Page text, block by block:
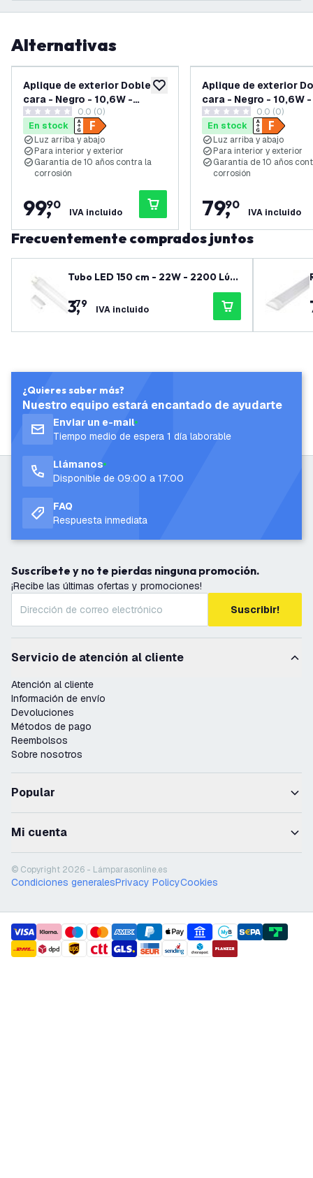
Alternativas
añadir a lista de deseos
Aplique de exterior Doble
cara - Negro - 10,6W -
3000K - LED integrado -
IP44 - Canto 2 - Garantía 10
años
0 estrellas de puntuación
0.0 (0)
En stock
Luz arriba y abajo
Para interior y exterior
Garantía de 10 años contra la
corrosión
99,
90
IVA incluido
Aplique de exterior
cara - Negro - 10,6W -
integrado - IP44 -
Kubi 2 - Garantía 10
0 estrellas de puntuación
0.0 (0)
En stock
Luz arriba y abajo
Para interior y exterior
Garantía de 10 años
corrosión
79,
90
IVA incluido
Frecuentemente comprados juntos
Tubo LED 150 cm - 22W - 2200 Lúm
enes - 6500K - 3 años de garantía
3,
79 IVA incluido
¿Quieres saber más?
Nuestro equipo estará encantado de ayudarte
Enviar un e-mail
Tiempo medio de espera 1 día laborable
Llámanos
Disponible de 09:00 a 17:00
FAQ
Respuesta inmediata
Suscríbete y no te pierdas ninguna promoción.
¡Recibe las últimas ofertas y promociones!
Suscribir!
Servicio de atención al cliente
Atención al cliente
Información de envío
Devoluciones
Métodos de pago
Reembolsos
Sobre nosotros
Popular
Mi cuenta
© Copyright 2026 - Lámparasonline.es
Condiciones generalesPrivacy PolicyCookies
payment methods
shipment methods